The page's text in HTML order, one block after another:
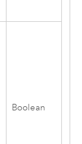
Boolean